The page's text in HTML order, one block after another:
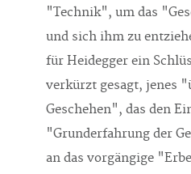
"Technik", um das
und sich ihm zu
für Heidegger ein
verkürzt gesagt, jenes
Geschehen", das den
"Grunderfahrung der
an das vorgängige